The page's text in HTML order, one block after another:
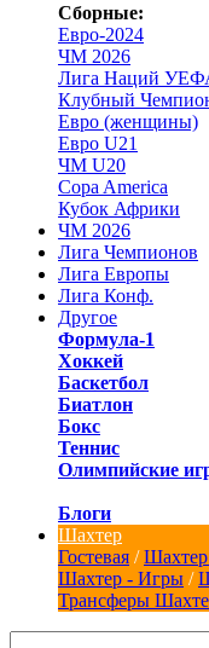
Сборные:
Евро-2024
ЧМ 2026
Лига Наций
Клубный
Евро (женщины)
Евро U21
ЧМ U20
Copa America
Кубок Африки
ЧМ 2026
Лига Чемпионов
Лига Европы
Лига Конф.
Другое
Формула-1
Хоккей
Баскетбол
Биатлон
Бокс
Теннис
Олимпийские
Блоги
Шахтер
Гостевая /
Шахтер - Игры /
Трансферы